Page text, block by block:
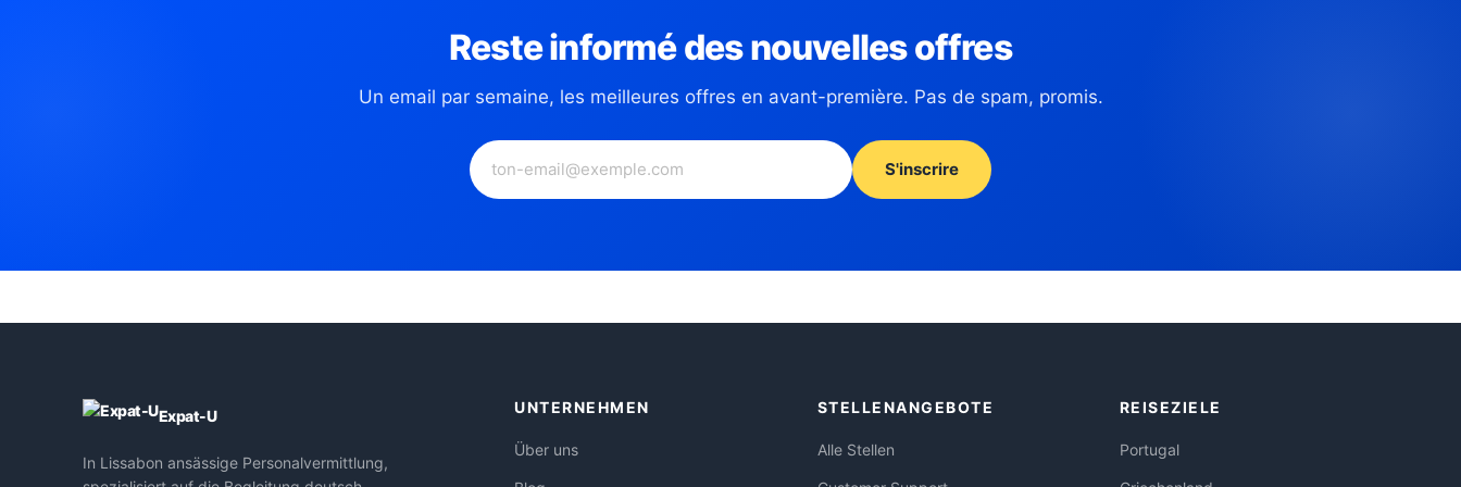
Reste informé des nouvelles offres
Un email par semaine, les meilleures offres en avant-première. Pas de spam, promis.
S'inscrire
Expat-U
In Lissabon ansässige Personalvermittlung,
UNTERNEHMEN
Über uns
STELLENANGEBOTE
Alle Stellen
REISEZIELE
Portugal